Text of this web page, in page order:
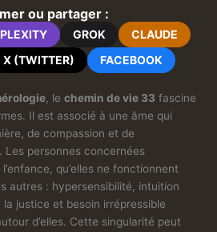
ou partager :
GROK
CLAUDE
X (TWITTER) FACEBOOK
, lechemin de vie 33 fascine
Il est associé à une âme qui
de compassion et de
Les personnes concernées
qu’elles ne fonctionnent
autres : hypersensibilité, intuition
justice et besoin irrépressible
d’elles. Cette singularité peut